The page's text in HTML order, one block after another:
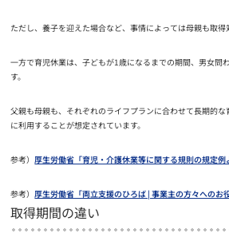
ただし、養子を迎えた場合など、事情によっては母親も取得
一方で育児休業は、子どもが1歳になるまでの期間、男女問
す。
父親も母親も、それぞれのライフプランに合わせて長期的
に利用することが想定されています。
参考）厚生労働省「育児・介護休業等に関する規則の規定
参考）厚生労働省「両立支援のひろば | 事業主の方々へのお
取得期間の違い